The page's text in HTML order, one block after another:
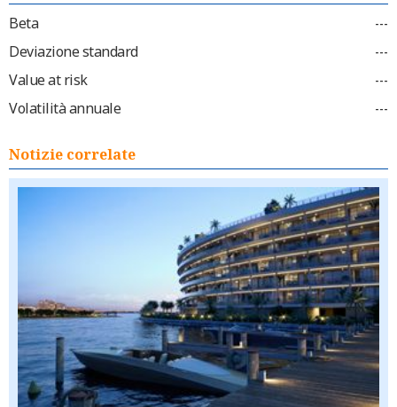
Beta
---
Deviazione standard ---
Value at risk ---
Volatilità annuale ---
Notizie correlate